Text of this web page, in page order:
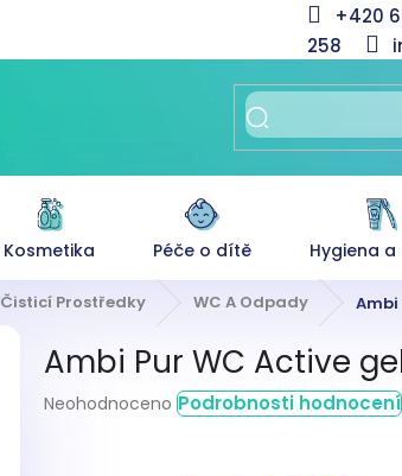
+420
258
Kosmetika Péče o dítě Hygiena
Čisticí Prostředky WC A Odpady Ambi
Ambi Pur WC Active
Průměrné
Neohodnoceno Podrobnosti hodnocení